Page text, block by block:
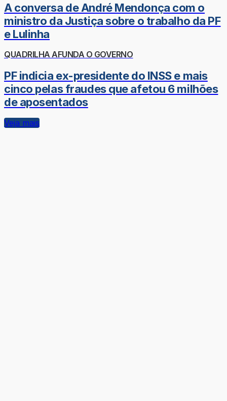
A conversa de André Mendonça com o
ministro da Justiça sobre o trabalho da PF
e Lulinha
QUADRILHA AFUNDA O GOVERNO
PF indicia ex-presidente do INSS e mais
cinco pelas fraudes que afetou 6 milhões
de aposentados
Veja mais